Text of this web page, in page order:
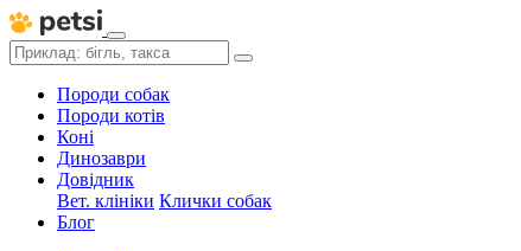
Породи собак
Породи котів
Коні
Динозаври
Довідник
Вет. клініки Клички собак
Блог